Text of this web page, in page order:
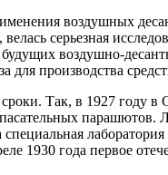
воздушных
серьезная
воздушно-
для производства
сроки. Так, в 1927
1930 года первое